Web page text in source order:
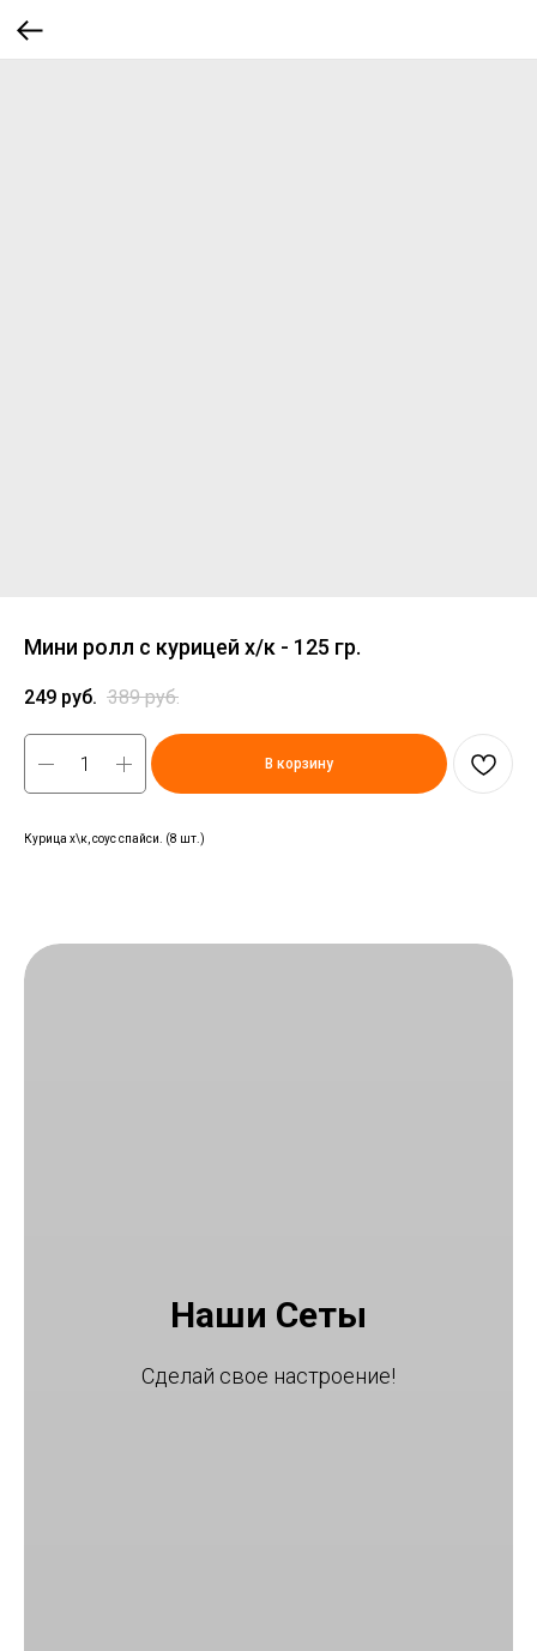
Мини ролл с курицей х/к - 125 гр.
249 руб. 389 руб.
В корзину
Курица х\к, соус спайси. (8 шт.)
Наши Сеты
Сделай свое настроение!